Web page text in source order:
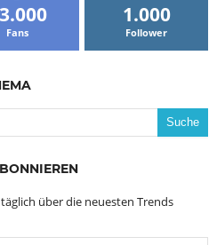
Fans
1.000
Follower
über die neuesten Trends